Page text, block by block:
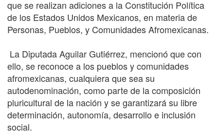
que se realizan adiciones a la Constitución Política
de los Estados Unidos Mexicanos, en materia de
Personas, Pueblos, y Comunidades Afromexicanas.
La Diputada Aguilar Gutiérrez, mencionó que con
ello, se reconoce a los pueblos y comunidades
afromexicanas, cualquiera que sea su
autodenominación, como parte de la composición
pluricultural de la nación y se garantizará su libre
determinación, autonomía, desarrollo e inclusión
social.